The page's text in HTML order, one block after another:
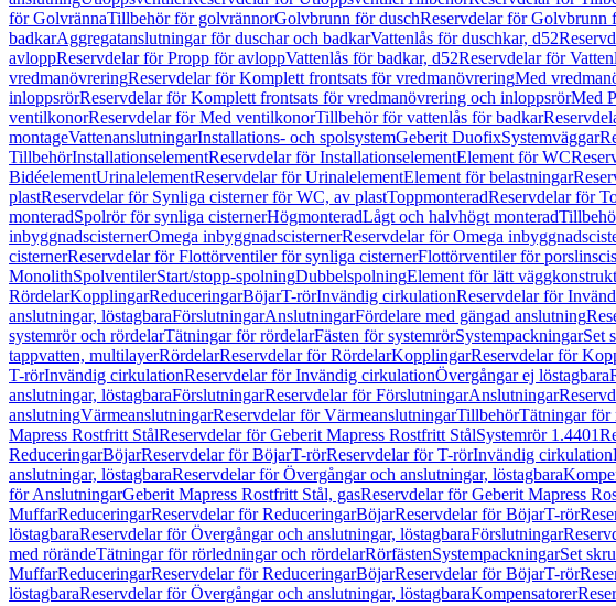
för GolvrännaTillbehör för golvrännorGolvbrunn för duschReservdelar för Golvbrunn
badkarAggregatanslutningar för duschar och badkarVattenlås för duschkar, d52
avloppReservdelar för Propp för avloppVattenlås för badkar, d52Reservdelar för
vredmanövreringReservdelar för Komplett frontsats för vredmanövreringMed
inloppsrörReservdelar för Komplett frontsats för vredmanövrering och inloppsrörMed
ventilkonorReservdelar för Med ventilkonorTillbehör för vattenlås för badkar
montageVattenanslutningarInstallations- och spolsystemGeberit DuofixSystemväggar
TillbehörInstallationselementReservdelar för InstallationselementElement för WC
BidéelementUrinalelementReservdelar för UrinalelementElement för belastningar
plastReservdelar för Synliga cisterner för WC, av plastToppmonteradReservdelar för
monteradSpolrör för synliga cisternerHögmonteradLågt och halvhögt monterad
inbyggnadscisternerOmega inbyggnadscisternerReservdelar för Omega
cisternerReservdelar för Flottörventiler för synliga cisternerFlottörventiler för
MonolithSpolventilerStart/stopp-spolningDubbelspolningElement för lätt
RördelarKopplingarReduceringarBöjarT-rörInvändig cirkulationReservdelar för
anslutningar, löstagbaraFörslutningarAnslutningarFördelare med gängad anslutning
systemrör och rördelarTätningar för rördelarFästen för systemrörSystempackningarSet
tappvatten, multilayerRördelarReservdelar för RördelarKopplingarReservdelar för
T-rörInvändig cirkulationReservdelar för Invändig cirkulationÖvergångar ej löstagbara
anslutningar, löstagbaraFörslutningarReservdelar för FörslutningarAnslutningar
anslutningVärmeanslutningarReservdelar för VärmeanslutningarTillbehörTätningar för
Mapress Rostfritt StålReservdelar för Geberit Mapress Rostfritt StålSystemrör 1.4401
ReduceringarBöjarReservdelar för BöjarT-rörReservdelar för T-rörInvändig cirkulation
anslutningar, löstagbaraReservdelar för Övergångar och anslutningar, löstagbara
för AnslutningarGeberit Mapress Rostfritt Stål, gasReservdelar för Geberit Mapress
MuffarReduceringarReservdelar för ReduceringarBöjarReservdelar för BöjarT-rör
löstagbaraReservdelar för Övergångar och anslutningar, löstagbaraFörslutningar
med rörändeTätningar för rörledningar och rördelarRörfästenSystempackningarSet
MuffarReduceringarReservdelar för ReduceringarBöjarReservdelar för BöjarT-rör
löstagbaraReservdelar för Övergångar och anslutningar, löstagbaraKompensatorer